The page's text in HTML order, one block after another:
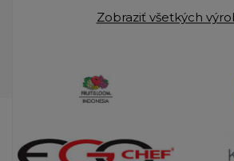
Zobraziť všetkých